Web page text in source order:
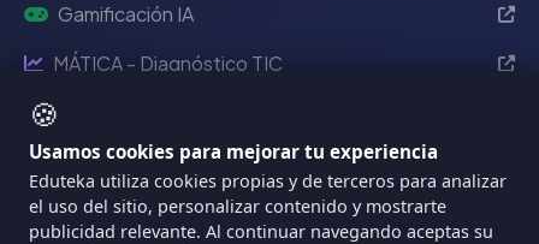
🍪
Usamos cookies para mejorar tu experiencia
Eduteka utiliza cookies propias y de terceros para analizar
el uso del sitio, personalizar contenido y mostrarte
publicidad relevante. Al continuar navegando aceptas su
Gamificación IA
MÁTICA - Diagnóstico TIC
Eventos Eduteka
Eduteka 2024 Reciente
2022